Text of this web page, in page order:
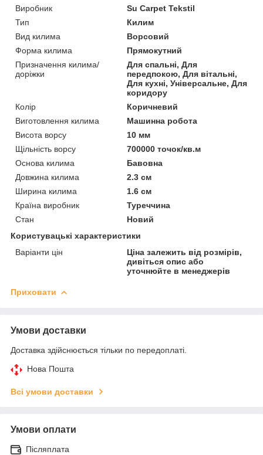
Виробник
Su Carpet Tekstil
Тип
Килим
Вид килима
Ворсовий
Форма килима
Прямокутний
Призначення килима/
доріжки
Для спальні, Для
передпокою, Для вітальні,
Для кухні, Універсальне, Для
коридору
Колір
Коричневий
Виготовлення килима
Машинна робота
Висота ворсу
10 мм
Щільність ворсу
700000 точок/кв.м
Основа килима
Бавовна
Довжина килима
2.3 см
Ширина килима
1.6 см
Країна виробник
Туреччина
Стан
Новий
Користувацькі характеристики
Варіанти цін
Ціна залежить від розмірів,
дивіться опис або
уточнюйте в менеджерів
Приховати
Умови доставки
Доставка здійснюється тільки по передоплаті.
Нова Пошта
Всі умови доставки
Умови оплати
Післяплата